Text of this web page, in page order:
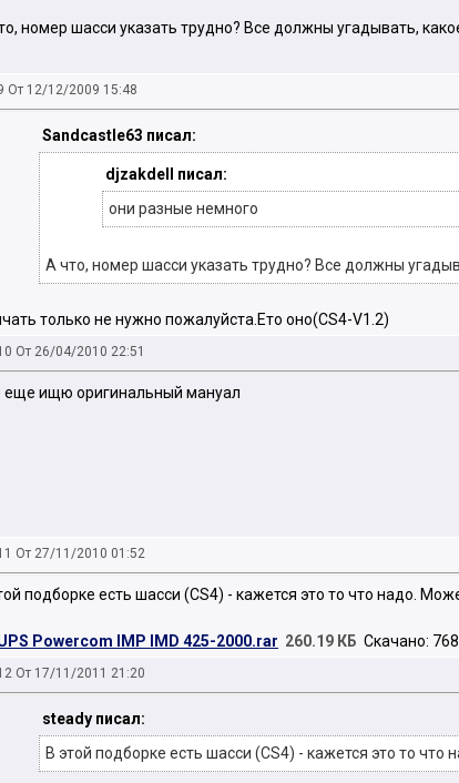
номер шасси указать трудно? Все должны угадывать,
От 12/12/2009 15:48
Sandcastle63 писал:
djzakdell писал:
они разные немного
А что, номер шасси указать трудно? Все должны
только не нужно пожалуйста.Ето оно(CS4-V1.2)
От 26/04/2010 22:51
еще ищю оригинальный мануал
От 27/11/2010 01:52
подборке есть шасси (CS4) - кажется это то что надо.
Powercom IMP IMD 425-2000.rar 260.19 КБ Скачано:
От 17/11/2011 21:20
steady писал:
В этой подборке есть шасси (CS4) - кажется это то